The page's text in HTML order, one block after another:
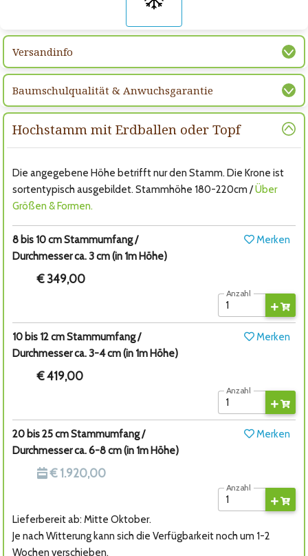
Versandinfo
Baumschulqualität & Anwuchsgarantie
Hochstamm mit Erdballen oder Topf
Die angegebene Höhe betrifft nur den Stamm. Die Krone ist
sortentypisch ausgebildet. Stammhöhe 180-220cm /Über
Größen & Formen.
8 bis 10 cm Stammumfang /
Durchmesser ca. 3 cm (in 1m Höhe)
Merken
€ 349,00
Anzahl
10 bis 12 cm Stammumfang /
Durchmesser ca. 3-4 cm (in 1m Höhe)
Merken
€ 419,00
Anzahl
20 bis 25 cm Stammumfang /
Durchmesser ca. 6-8 cm (in 1m Höhe)
Merken
€ 1.920,00
Anzahl
Lieferbereit ab: Mitte Oktober.
Je nach Witterung kann sich die Verfügbarkeit noch um 1-2
Wochen verschieben.